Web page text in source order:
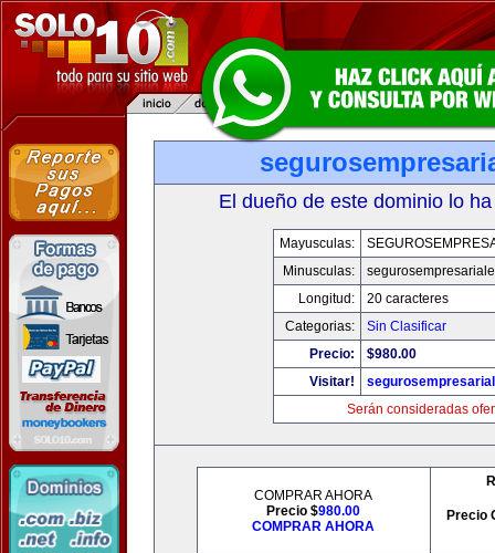
El dueño de este dominio lo
Mayusculas:
Minusculas:
Longitud:
20 caracteres
Categorias:
Sin Clasificar
Precio:
$980.00
Visitar!
Serán consideradas
COMPRAR AHORA
Precio $980.00
COMPRAR AHORA
Precio